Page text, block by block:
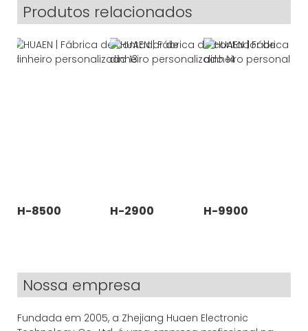
Produtos relacionados
H-8500 H-2900 H-9900
Nossa empresa
Fundada em 2005, a Zhejiang Huaen Electronic